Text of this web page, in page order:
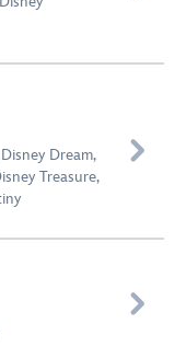
Disney Dream,
Treasure,

